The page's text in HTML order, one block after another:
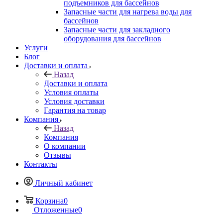
подъемников для бассейнов
Запасные части для нагрева воды для
бассейнов
Запасные части для закладного
оборудования для бассейнов
Услуги
Блог
Доставки и оплата
Назад
Доставки и оплата
Условия оплаты
Условия доставки
Гарантия на товар
Компания
Назад
Компания
О компании
Отзывы
Контакты
Личный кабинет
Корзина0
Отложенные0